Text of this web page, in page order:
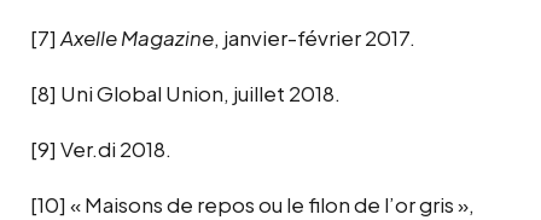
[7]Axelle Magazine, janvier-février 2017.
[8] Uni Global Union, juillet 2018.
[9] Ver.di 2018.
[10] « Maisons de repos ou le filon de l’or gris »,